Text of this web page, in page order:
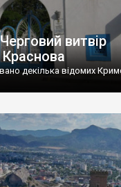
витвір
Краснова
декілька відомих